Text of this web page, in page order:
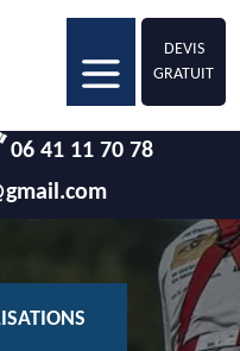
DEVIS
GRATUIT
06 41 11 70 78